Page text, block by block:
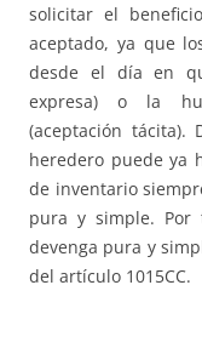
solicitar el
aceptado, ya que
desde el día en
expresa) o la
(aceptación tácita).
heredero puede ya
de inventario
pura y simple. Por
devenga pura y
del artículo 1015CC.